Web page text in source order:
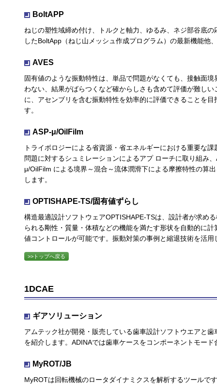
BoltAPP
ねじの塑性域締め付け、トルクと軸力、ゆるみ、ネジ部谷底
したBoltApp（ねじ山メッシュ作成プログラム）の最新機能他
AVES
固有値のような振動特性は、単品で問題がなくても、接触面
わない、結果がばらつくなど確からしさも含めて評価が難し
に、アセンブリを含む振動特性を効率的に評価できることを
す。
ASP-μ/OilFilm
トライボロジーによる省資源・省エネルギーにおける重要な
問題に対するシュミレーションによるアプ ローチに取り組み
μ/OilFilm による境界～混合～流体潤滑下による摩擦特性の算
します。
OPTISHAPE-TS/固有値ずらし
構造最適設計ソフトウェアOPTISHAPE-TSは、設計者が求め
られる剛性・質量・体積などの機能を満たす形状を自動的に
値コントロールが可能です。振動対策の事例と縮退技術を活
>>トップへ戻る
1DCAE
ギアソリューション
アムテック社が開発・販売している歯車設計ソフトウエアと
を紹介します。ADINAでは歯車ケースをコンポーネントモー
MyROT/JB
MyROTは回転機械のロータダイナミクスを解析するツールで